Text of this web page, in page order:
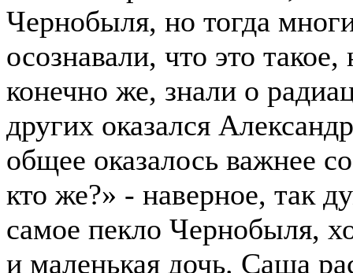
Чернобыля, но тогда
осознавали, что это
конечно же, знали о
других оказался
общее оказалось важнее
кто же?» - наверное, так
самое пекло Чернобыля,
и маленькая дочь. Саша